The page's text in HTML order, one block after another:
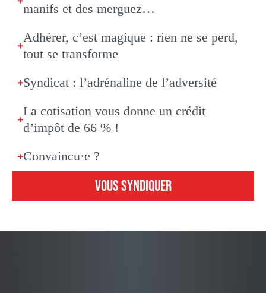
manifs et des merguez…
Adhérer, c’est magique : rien ne se perd,
tout se transforme
Syndicat : l’adrénaline de l’adversité
La cotisation vous donne un crédit
d’impôt de 66 % !
Convaincu·e ?
VOUS SYNDIQUER